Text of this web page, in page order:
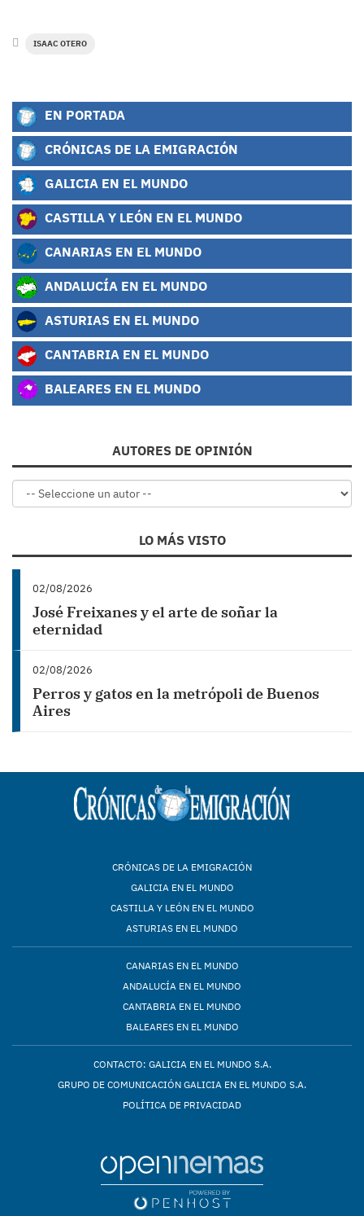
ISAAC OTERO
EN PORTADA
CRÓNICAS DE LA EMIGRACIÓN
GALICIA EN EL MUNDO
CASTILLA Y LEÓN EN EL MUNDO
CANARIAS EN EL MUNDO
ANDALUCÍA EN EL MUNDO
ASTURIAS EN EL MUNDO
CANTABRIA EN EL MUNDO
BALEARES EN EL MUNDO
AUTORES DE OPINIÓN
LO MÁS VISTO
02/08/2026
José Freixanes y el arte de soñar la
eternidad
02/08/2026
Perros y gatos en la metrópoli de Buenos
Aires
CRÓNICAS DE LA EMIGRACIÓN
GALICIA EN EL MUNDO
CASTILLA Y LEÓN EN EL MUNDO
ASTURIAS EN EL MUNDO
CANARIAS EN EL MUNDO
ANDALUCÍA EN EL MUNDO
CANTABRIA EN EL MUNDO
BALEARES EN EL MUNDO
CONTACTO: GALICIA EN EL MUNDO S.A.
GRUPO DE COMUNICACIÓN GALICIA EN EL MUNDO S.A.
POLÍTICA DE PRIVACIDAD